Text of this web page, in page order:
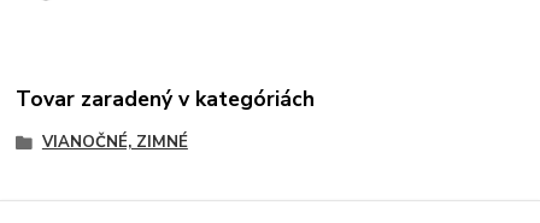
Tovar zaradený v kategóriách
VIANOČNÉ, ZIMNÉ